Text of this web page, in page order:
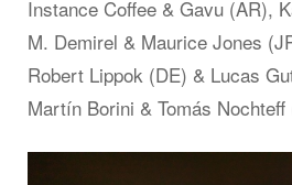
Instance Coffee & Gavu (AR),
M. Demirel & Maurice Jones
Robert Lippok (DE) & Lucas
Martín Borini & Tomás Nochteff